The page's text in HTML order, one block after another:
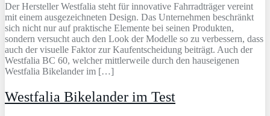
Der Hersteller Westfalia steht für innovative Fahrradträger vereint
mit einem ausgezeichneten Design. Das Unternehmen beschränkt
sich nicht nur auf praktische Elemente bei seinen Produkten,
sondern versucht auch den Look der Modelle so zu verbessern, dass
auch der visuelle Faktor zur Kaufentscheidung beiträgt. Auch der
Westfalia BC 60, welcher mittlerweile durch den hauseigenen
Westfalia Bikelander im […]
Westfalia Bikelander im Test